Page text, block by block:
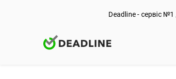
Deadline - сервіс